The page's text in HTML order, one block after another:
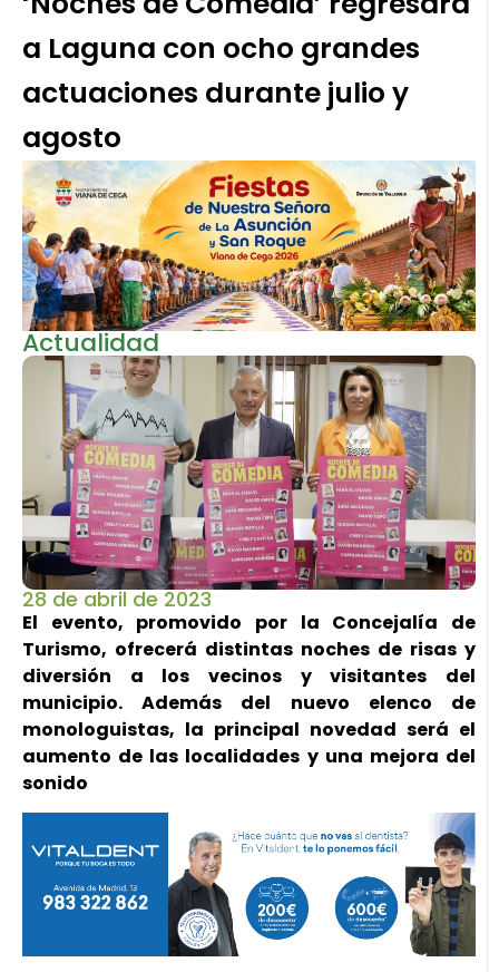
a Laguna con ocho grandes
actuaciones durante julio y
agosto
Actualidad
28 de abril de 2023
El evento, promovido por la Concejalía de
Turismo, ofrecerá distintas noches de risas y
diversión a los vecinos y visitantes del
municipio. Además del nuevo elenco de
monologuistas, la principal novedad será el
aumento de las localidades y una mejora del
sonido